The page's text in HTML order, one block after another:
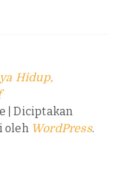
Hidup,
| Diciptakan
oleh WordPress.